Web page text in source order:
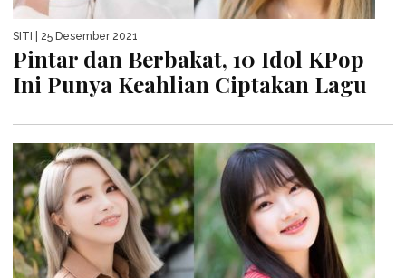
SITI | 25 Desember 2021
Pintar dan Berbakat, 10 Idol KPop
Ini Punya Keahlian Ciptakan Lagu